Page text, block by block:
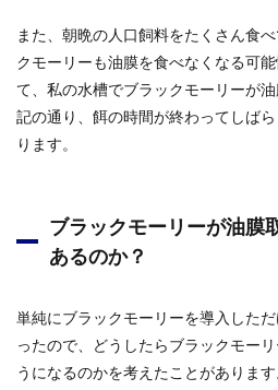
また、朝晩の人口飼料をたくさん食
クモーリーも油膜を食べなくなる可
て、私の水槽でブラックモーリーが
記の通り、餌の時間が終わってしば
ります。
ブラックモーリーが油膜
あるのか？
単純にブラックモーリーを導入した
ったので、どうしたらブラックモー
うになるのかを考えたことがあります